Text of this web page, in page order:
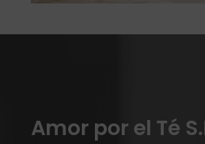
Amor por el Té